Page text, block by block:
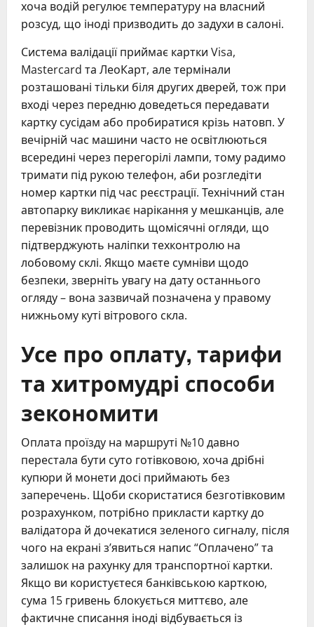
хоча водій регулює температуру на власний
розсуд, що іноді призводить до задухи в салоні.
Система валідації приймає картки Visa,
Mastercard та ЛеоКарт, але термінали
розташовані тільки біля других дверей, тож при
вході через передню доведеться передавати
картку сусідам або пробиратися крізь натовп. У
вечірній час машини часто не освітлюються
всередині через перегорілі лампи, тому радимо
тримати під рукою телефон, аби розгледіти
номер картки під час реєстрації. Технічний стан
автопарку викликає нарікання у мешканців, але
перевізник проводить щомісячні огляди, що
підтверджують наліпки техконтролю на
лобовому склі. Якщо маєте сумніви щодо
безпеки, зверніть увагу на дату останнього
огляду – вона зазвичай позначена у правому
нижньому куті вітрового скла.
Усе про оплату, тарифи
та хитромудрі способи
зекономити
Оплата проїзду на маршруті №10 давно
перестала бути суто готівковою, хоча дрібні
купюри й монети досі приймають без
заперечень. Щоби скористатися безготівковим
розрахунком, потрібно прикласти картку до
валідатора й дочекатися зеленого сигналу, після
чого на екрані з’явиться напис “Оплачено” та
залишок на рахунку для транспортної картки.
Якщо ви користуєтеся банківською карткою,
сума 15 гривень блокується миттєво, але
фактичне списання іноді відбувається із